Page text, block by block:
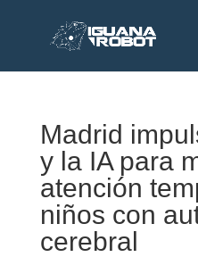
Madrid
y la IA para
atención
niños con
cerebral